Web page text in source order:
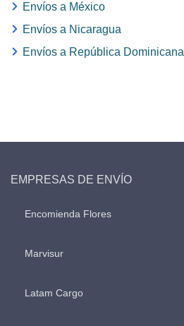
Envíos a México
Envíos a Nicaragua
Envíos a República Dominicana
EMPRESAS DE ENVÍO
Encomienda Flores
Marvisur
Latam Cargo